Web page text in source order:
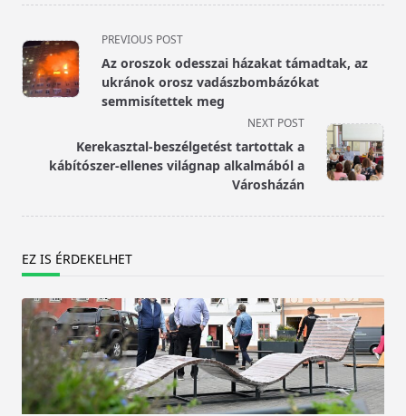
<span
class="nav-
subtitle
screen-
text">Page</span>
PREVIOUS POST
Az oroszok odesszai házakat támadtak, az
ukránok orosz vadászbombázókat
semmisítettek meg
NEXT POST
Kerekasztal-beszélgetést tartottak a
kábítószer-ellenes világnap alkalmából a
Városházán
EZ IS ÉRDEKELHET